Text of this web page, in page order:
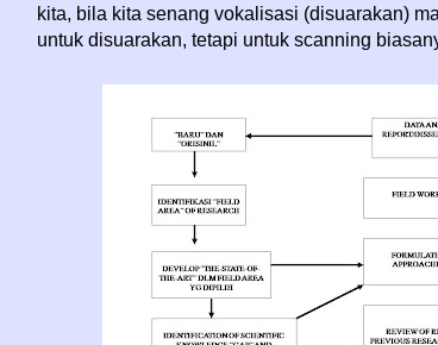
kita, bila kita senang vokalisasi (disuarakan)
untuk disuarakan, tetapi untuk scanning